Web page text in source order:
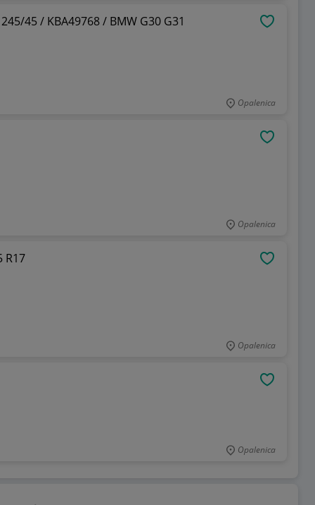
45 / KBA49768 / BMW G30 G31
Opalenica
Opalenica
R17
Opalenica
Opalenica